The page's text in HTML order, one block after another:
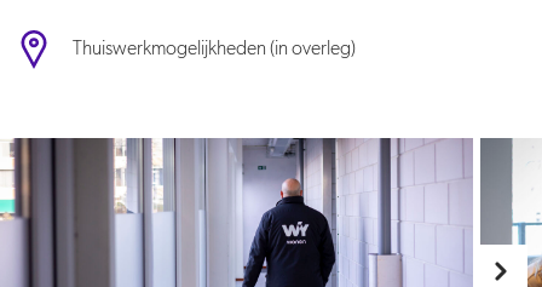
Thuiswerkmogelijkheden (in overleg)